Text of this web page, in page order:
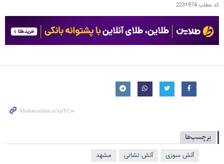
کد مطلب2231974
برچسب‌ها
آتش سوزی آتش‌ نشانی مشهد